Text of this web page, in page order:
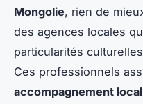
Mongolie, rien de
des agences locales
particularités
Ces professionnels
accompagnement